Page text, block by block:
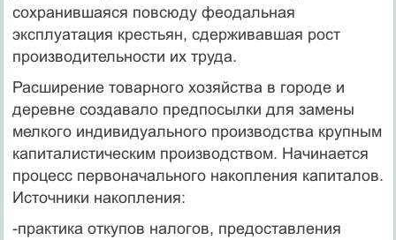
сохранившаяся повсюду феодальная
эксплуатация крестьян, сдерживавшая рост
производительности их труда.
Расширение товарного хозяйства в городе и
деревне создавало предпосылки для замены
мелкого индивидуального производства крупным
капиталистическим производством. Начинается
процесс первоначального накопления капиталов.
Источники накопления:
-практика откупов налогов, предоставления